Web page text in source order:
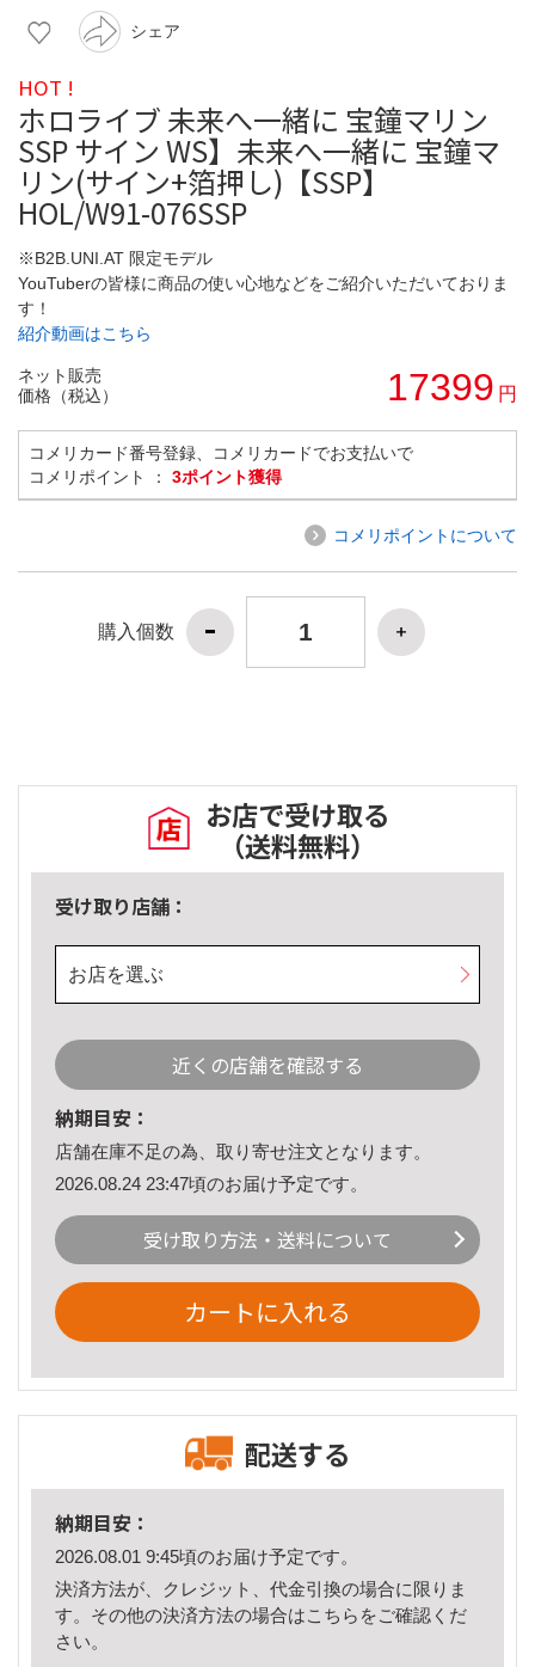
シェア
HOT !
ホロライブ 未来へ一緒に 宝鐘マリン
SSP サイン WS】未来へ一緒に 宝鐘マ
リン(サイン+箔押し)【SSP】
HOL/W91-076SSP
※B2B.UNI.AT 限定モデル
YouTuberの皆様に商品の使い心地などをご紹介いただいておりま
す！
紹介動画はこちら
ネット販売
価格（税込）
17399 円
コメリカード番号登録、コメリカードでお支払いで
コメリポイント ： 3ポイント獲得
コメリポイントについて
購入個数
お店で受け取る
（送料無料）
受け取り店舗：
お店を選ぶ
近くの店舗を確認する
納期目安：
店舗在庫不足の為、取り寄せ注文となります。
2026.08.24 23:47頃のお届け予定です。
受け取り方法・送料について
カートに入れる
配送する
納期目安：
2026.08.01 9:45頃のお届け予定です。
決済方法が、クレジット、代金引換の場合に限りま
す。その他の決済方法の場合はこちら をご確認くだ
さい。